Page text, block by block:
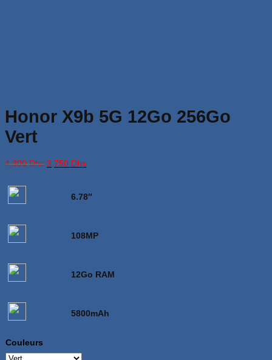
Honor X9b 5G 12Go 256Go
Vert
4,300Dhs Le
4,300 Dhs.
3,750 DhsLe
est :
3,750 Dhs.
6.78″
108MP
12Go RAM
5800mAh
Couleurs